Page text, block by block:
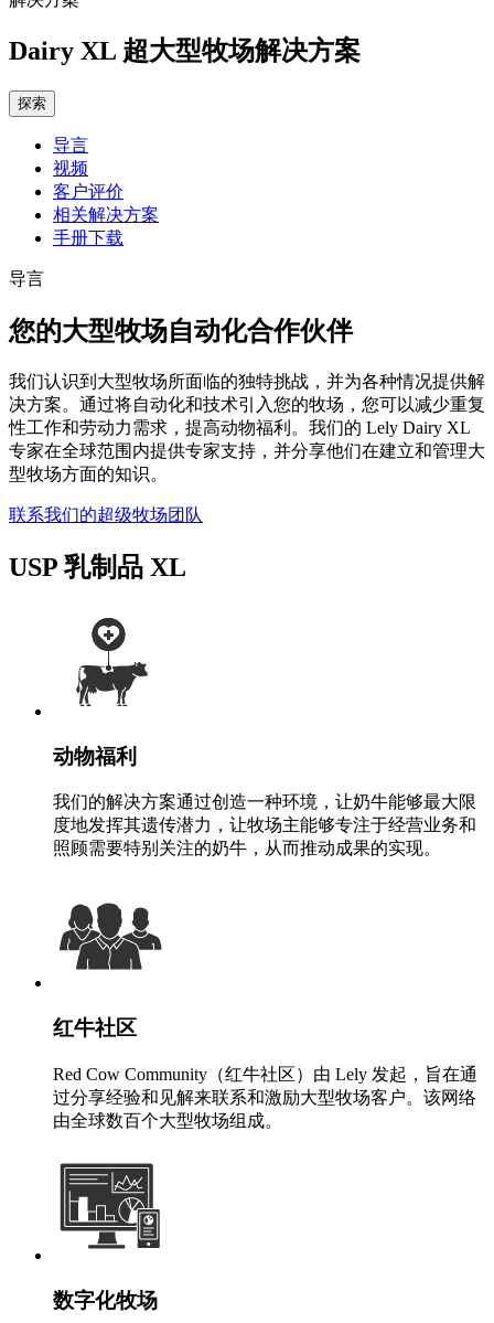
Dairy XL 超大型牧场解决方案
探索
导言
视频
客户评价
相关解决方案
手册下载
导言
您的大型牧场自动化合作伙伴
我们认识到大型牧场所面临的独特挑战，并为各种情况提供解
决方案。通过将自动化和技术引入您的牧场，您可以减少重复
性工作和劳动力需求，提高动物福利。我们的 Lely Dairy XL
专家在全球范围内提供专家支持，并分享他们在建立和管理大
型牧场方面的知识。
联系我们的超级牧场团队
USP 乳制品 XL
动物福利
我们的解决方案通过创造一种环境，让奶牛能够最大限
度地发挥其遗传潜力，让牧场主能够专注于经营业务和
照顾需要特别关注的奶牛，从而推动成果的实现。
红牛社区
Red Cow Community（红牛社区）由 Lely 发起，旨在通
过分享经验和见解来联系和激励大型牧场客户。该网络
由全球数百个大型牧场组成。
数字化牧场